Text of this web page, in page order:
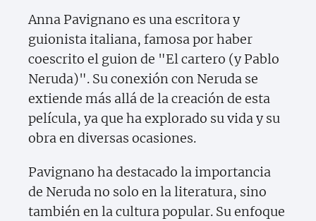
Anna Pavignano es una escritora y
guionista italiana, famosa por haber
coescrito el guion de "El cartero (y Pablo
Neruda)". Su conexión con Neruda se
extiende más allá de la creación de esta
película, ya que ha explorado su vida y su
obra en diversas ocasiones.
Pavignano ha destacado la importancia
de Neruda no solo en la literatura, sino
también en la cultura popular. Su enfoque